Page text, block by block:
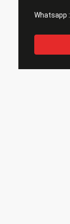
Whatsapp :